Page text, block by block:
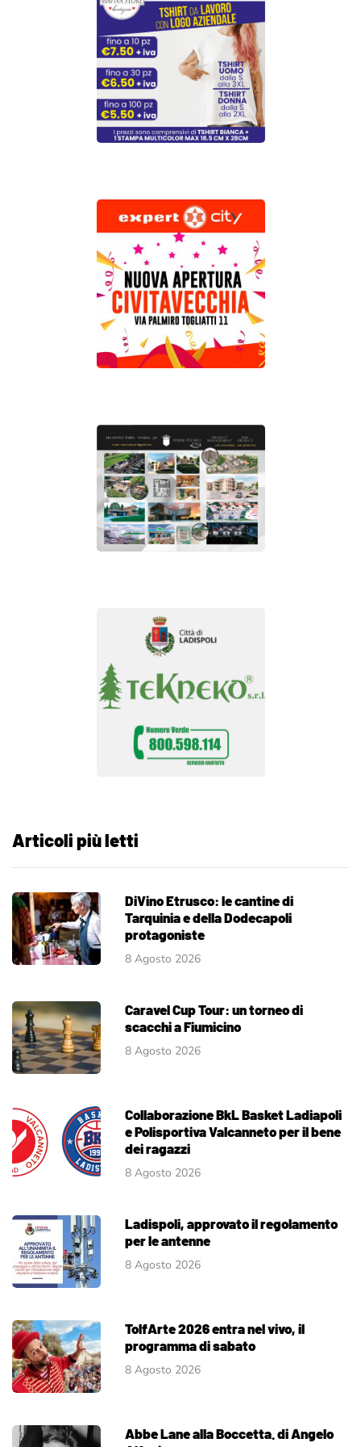
Articoli più letti
DiVino Etrusco: le cantine di
Tarquinia e della Dodecapoli
protagoniste
8 Agosto 2026
Caravel Cup Tour: un torneo di
scacchi a Fiumicino
8 Agosto 2026
Collaborazione BkL Basket Ladiapoli
e Polisportiva Valcanneto per il bene
dei ragazzi
8 Agosto 2026
Ladispoli, approvato il regolamento
per le antenne
8 Agosto 2026
TolfArte 2026 entra nel vivo, il
programma di sabato
8 Agosto 2026
Abbe Lane alla Boccetta. di Angelo